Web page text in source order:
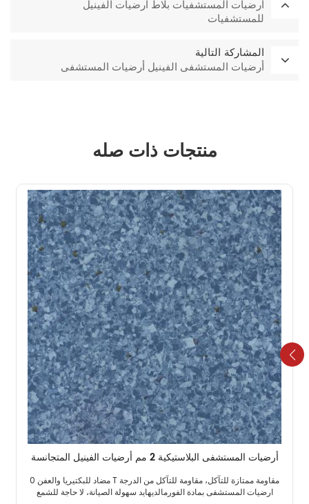
أرضيات المستشفيات بلاط أرضيات الفينيل
للمستشفيات
المشاركة التالية
أرضيات المستشفى الفينيل أرضيات المستشفى
منتجات ذات صله
أرضيات المستشفى البلاستيكية 2 مم أرضيات الفينيل المتجانسة
مقاومة ممتازة للتآكل، مقاومة للتآكل من الدرجة T مضاد للبكتيريا والعفن 0
ارضيات المستشفى بمادة الفورمالديهايد سهولة الصيانة، لا حاجة للشمع ​